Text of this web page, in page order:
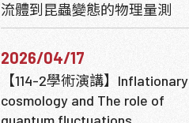
流體到昆蟲變態的物理量測
2026/04/17
【114-2學術演講】Inflationary
cosmology and The role of